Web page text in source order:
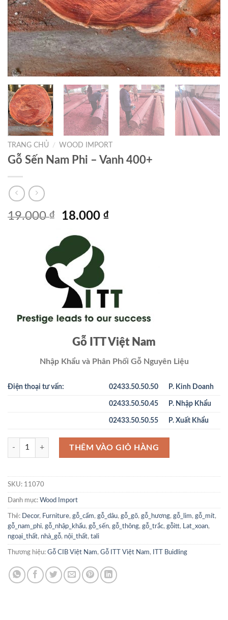
TRANG CHỦ / WOOD IMPORT
Gỗ Sến Nam Phi – Vanh 400+
19.000₫
Giá
là:
19.000 ₫.
18.000₫Giá
Gỗ ITT Việt Nam
Nhập Khẩu và Phân Phối Gỗ Nguyên Liệu
Điện thoại tư vấn: 02433.50.50.50 P. Kinh Doanh
02433.50.50.45 P. Nhập Khẩu
02433.50.50.55 P. Xuất Khẩu
Gỗ Sến Nam Phi - Vanh 400+ số lượng
THÊM VÀO GIỎ HÀNG
SKU: 11070
Danh mục: Wood Import
Thẻ: Decor, Furniture, gỗ_cẩm, gỗ_dâu, gỗ_gõ, gỗ_hương, gỗ_lim, gỗ_mít,
gỗ_nam_phi, gỗ_nhập_khẩu, gỗ_sến, gỗ_thông, gỗ_trắc, gỗitt, Lat_xoan,
ngoại_thất, nhà_gỗ, nội_thất, tali
Thương hiệu: Gỗ CIB Việt Nam, Gỗ ITT Việt Nam, ITT Buidling